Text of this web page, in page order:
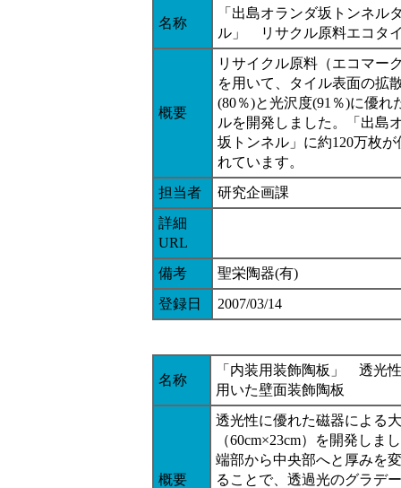
名称
「出島オランダ坂トンネル
ル」 リサクル原料エコタ
概要
リサイクル原料（エコマー
を用いて、タイル表面の拡
(80％)と光沢度(91％)に優れ
ルを開発しました。「出島
坂トンネル」に約120万枚が
れています。
担当者
研究企画課
詳細
URL
備考
聖栄陶器(有)
登録日
2007/03/14
名称
「内装用装飾陶板」 透光
用いた壁面装飾陶板
概要
透光性に優れた磁器による
（60cm×23cm）を開発しま
端部から中央部へと厚みを
ることで、透過光のグラデ